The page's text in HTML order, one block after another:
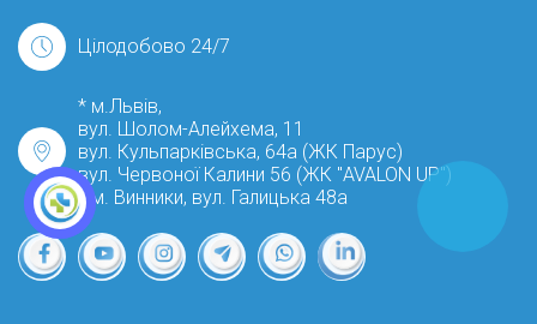
Цілодобово 24/7
* м.Львів,
вул. Шолом-Алейхема, 11
вул. Кульпарківська, 64а (ЖК Парус)
вул. Червоної Калини 56 (ЖК "AVALON UP")
* м. Винники, вул. Галицька 48а